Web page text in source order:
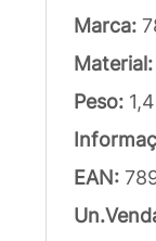
Marca:
Material:
Peso:
EAN: